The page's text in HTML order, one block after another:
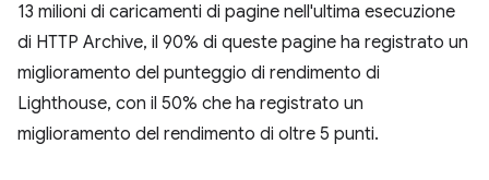
13 milioni di caricamenti di pagine nell'ultima esecuzione
di HTTP Archive, il 90% di queste pagine ha registrato un
miglioramento del punteggio di rendimento di
Lighthouse, con il 50% che ha registrato un
miglioramento del rendimento di oltre 5 punti.